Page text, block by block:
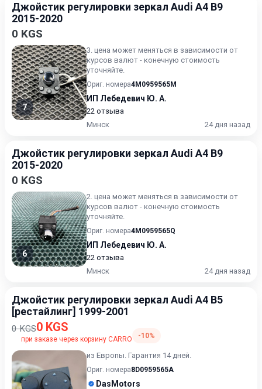
Джойстик регулировки зеркал Audi A4 B9
2015-2020
0 KGS
7
3. цена может меняться в зависимости от
курсов валют - конечную стоимость
уточняйте.
Ориг. номера4M0959565M
ИП Лебедевич Ю. А.
22 отзыва
Минск
24 дня назад
Джойстик регулировки зеркал Audi A4 B9
2015-2020
0 KGS
6
2. цена может меняться в зависимости от
курсов валют - конечную стоимость
уточняйте.
Ориг. номера4M0959565Q
ИП Лебедевич Ю. А.
22 отзыва
Минск
24 дня назад
Джойстик регулировки зеркал Audi A4 B5
[рестайлинг] 1999-2001
0 KGS0 KGS
при заказе через корзину CARRO -10%
из Европы. Гарантия 14 дней.
Ориг. номера8D0959565A
DasMotors